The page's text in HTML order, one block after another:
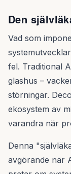
Den
Vad som
fel. Traditional
glashus –
störningar.
ekosystem av
varandra när
Denna
avgörande när